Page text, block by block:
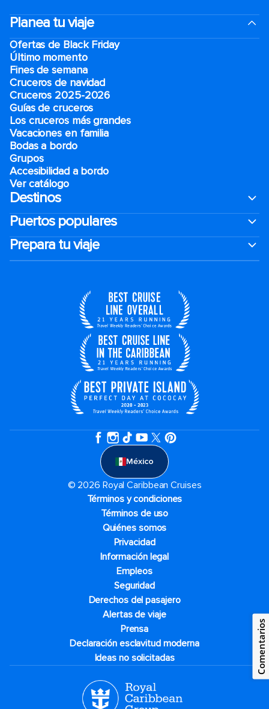
Planea tu viaje
Ofertas de Black Friday
Último momento
Fines de semana
Cruceros de navidad
Cruceros 2025-2026
Guías de cruceros
Los cruceros más grandes
Vacaciones en familia
Bodas a bordo
Grupos
Accesibilidad a bordo
Ver catálogo
Destinos
Puertos populares
Prepara tu viaje
México
© 2026 Royal Caribbean Cruises
Términos y condiciones
Términos de uso
Quiénes somos
Privacidad
Información legal
Empleos
Seguridad
Derechos del pasajero
Alertas de viaje
Prensa
Declaración esclavitud moderna
Ideas no solicitadas
Comentarios